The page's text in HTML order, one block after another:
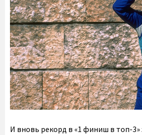
И вновь рекорд в «1 финиш в топ-3»